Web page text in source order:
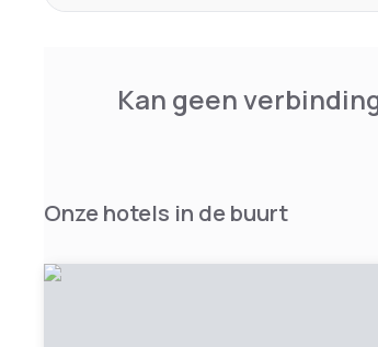
Kan geen
Onze hotels in de buurt